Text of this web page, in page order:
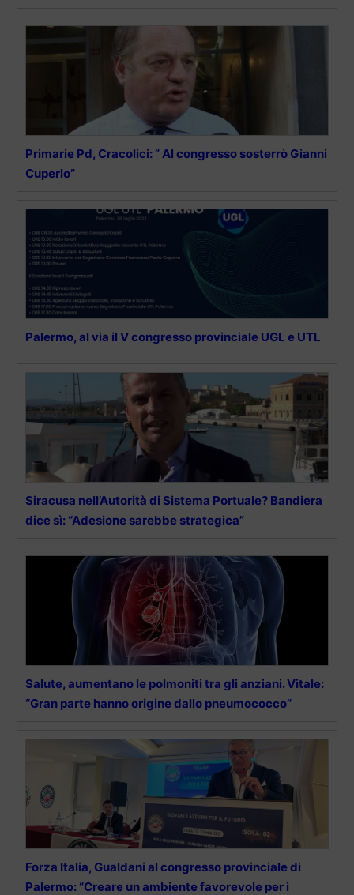
Primarie Pd, Cracolici: ” Al congresso sosterrò Gianni
Cuperlo”
Palermo, al via il V congresso provinciale UGL e UTL
Siracusa nell’Autorità di Sistema Portuale? Bandiera
dice sì: “Adesione sarebbe strategica”
Salute, aumentano le polmoniti tra gli anziani. Vitale:
“Gran parte hanno origine dallo pneumococco”
Forza Italia, Gualdani al congresso provinciale di
Palermo: “Creare un ambiente favorevole per i